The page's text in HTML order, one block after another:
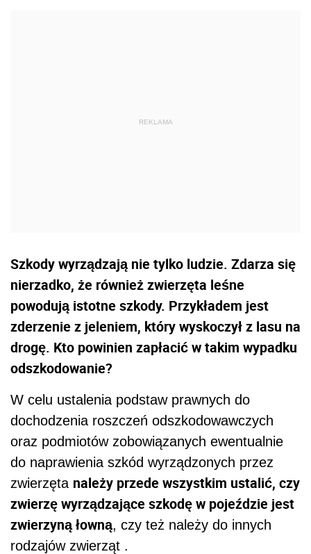
Szkody wyrządzają nie tylko ludzie. Zdarza się
nierzadko, że również zwierzęta leśne
powodują istotne szkody. Przykładem jest
zderzenie z jeleniem, który wyskoczył z lasu na
drogę. Kto powinien zapłacić w takim wypadku
odszkodowanie?
W celu ustalenia podstaw prawnych do
dochodzenia roszczeń odszkodowawczych
oraz podmiotów zobowiązanych ewentualnie
do naprawienia szkód wyrządzonych przez
zwierzęta należy przede wszystkim ustalić, czy
zwierzę wyrządzające szkodę w pojeździe jest
zwierzyną łowną, czy też należy do innych
rodzajów zwierząt .